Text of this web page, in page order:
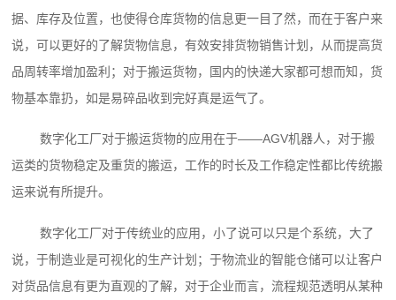
据、库存及位置，也使得仓库货物的信息更一目了然，而在于客户来
说，可以更好的了解货物信息，有效安排货物销售计划，从而提高货
品周转率增加盈利；对于搬运货物，国内的快递大家都可想而知，货
物基本靠扔，如是易碎品收到完好真是运气了。
数字化工厂对于搬运货物的应用在于——AGV机器人，对于搬
运类的货物稳定及重货的搬运，工作的时长及工作稳定性都比传统搬
运来说有所提升。
数字化工厂对于传统业的应用，小了说可以只是个系统，大了
说，于制造业是可视化的生产计划；于物流业的智能仓储可以让客户
对货品信息有更为直观的了解，对于企业而言，流程规范透明从某种